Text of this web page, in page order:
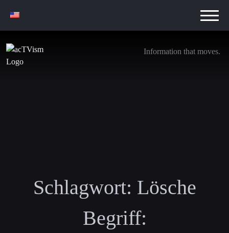
Information that moves.
Schlagwort: Lösche
Begriff: